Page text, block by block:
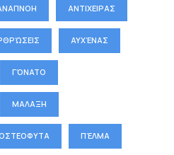
ΑΝΤΙΧΕΙΡΑΣ
ΑΥΧΈΝΑΣ
ΓΌΝΑΤΟ
ΜΑΛΑΞΗ
ΠΈΛΜΑ